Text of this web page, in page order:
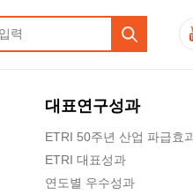
대표연구성과
ETRI 50주년 산업 파급효
ETRI 대표성과
연도별 우수성과